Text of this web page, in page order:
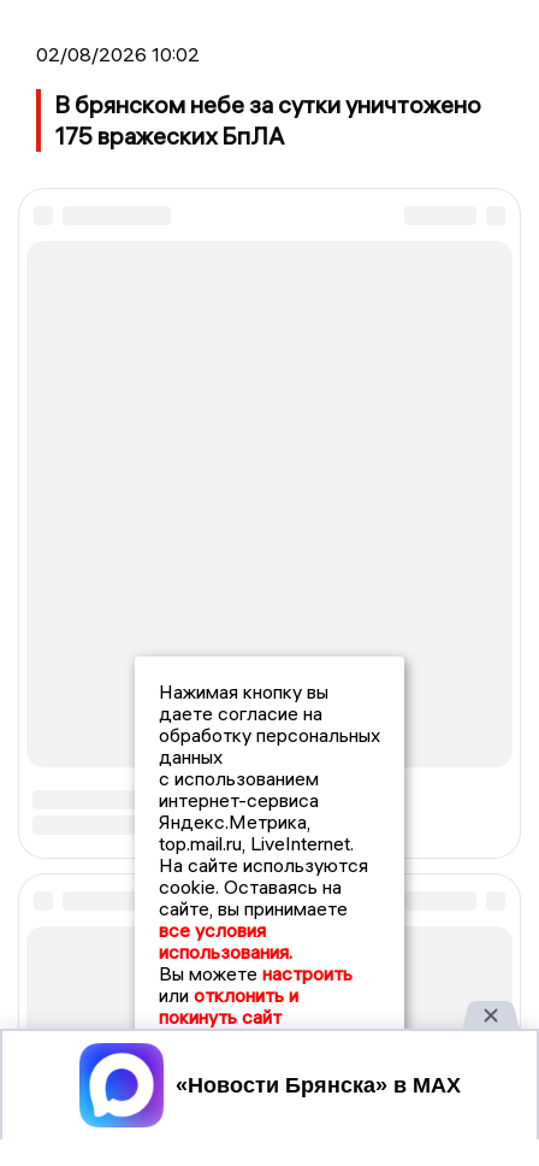
02/08/2026 10:02
В брянском небе за сутки уничтожено
175 вражеских БпЛА
Нажимая кнопку вы
даете согласие на
обработку персональных
данных
с использованием
интернет-сервиса
Яндекс.Метрика,
top.mail.ru, LiveInternet.
На сайте используются
cookie. Оставаясь на
сайте, вы принимаете
все условия
использования.
Вы можете настроить
или отклонить и
покинуть сайт
Принять